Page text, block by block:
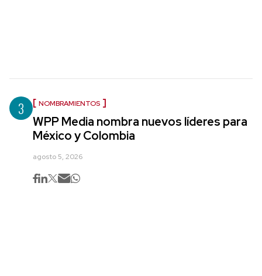
3 NOMBRAMIENTOS
WPP Media nombra nuevos líderes para
México y Colombia
agosto 5, 2026